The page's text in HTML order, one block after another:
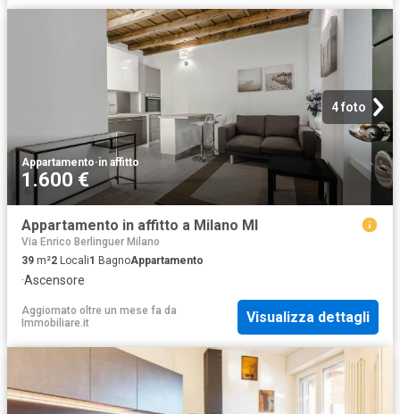
4 foto
Appartamento·in affitto
1.600 €
Appartamento in affitto a Milano MI
Via Enrico Berlinguer Milano
39 m²2 Locali1 BagnoAppartamento
·Ascensore
Aggiornato oltre un mese fa da
Immobiliare.it
Visualizza dettagli